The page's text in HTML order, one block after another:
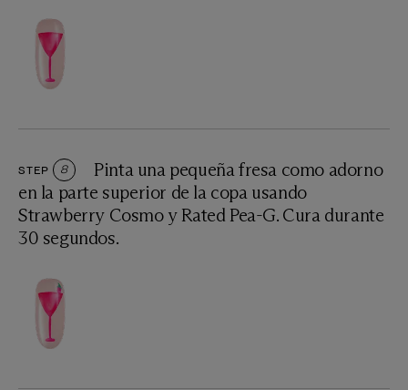
STEP 8
Pinta una pequeña fresa como adorno
en la parte superior de la copa usando
Strawberry Cosmo y Rated Pea-G. Cura durante
30 segundos.